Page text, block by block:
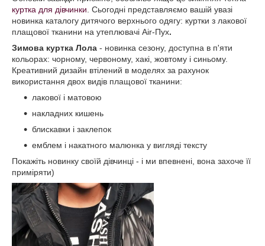
куртка для дівчинки . Сьогодні представляємо вашій увазі
новинка каталогу дитячого верхнього одягу: куртки з лакової
плащової тканини на утеплювачі Air-Пух.
Зимова куртка Лола - новинка сезону, доступна в п'яти
кольорах: чорному, червоному, хакі, жовтому і синьому.
Креативний дизайн втілений в моделях за рахунок
використання двох видів плащової тканини:
лакової і матовою
накладних кишень
блискавки і заклепок
емблем і накатного малюнка у вигляді тексту
Покажіть новинку своїй дівчинці - і ми впевнені, вона захоче її
приміряти)